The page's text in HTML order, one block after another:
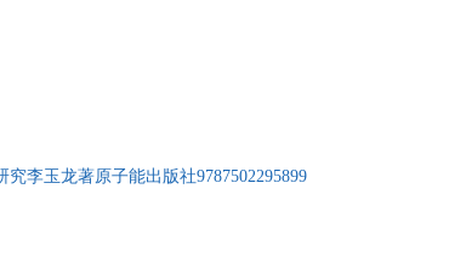
李玉龙著原子能出版社9787502295899